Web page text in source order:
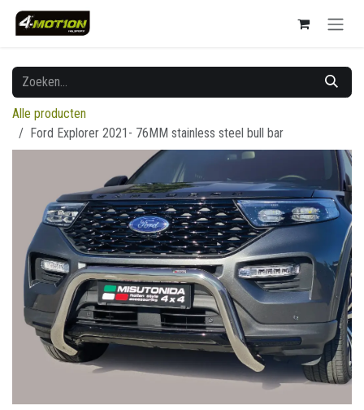
Overslaan naar inhoud
Alle producten
Ford Explorer 2021- 76MM stainless steel bull bar